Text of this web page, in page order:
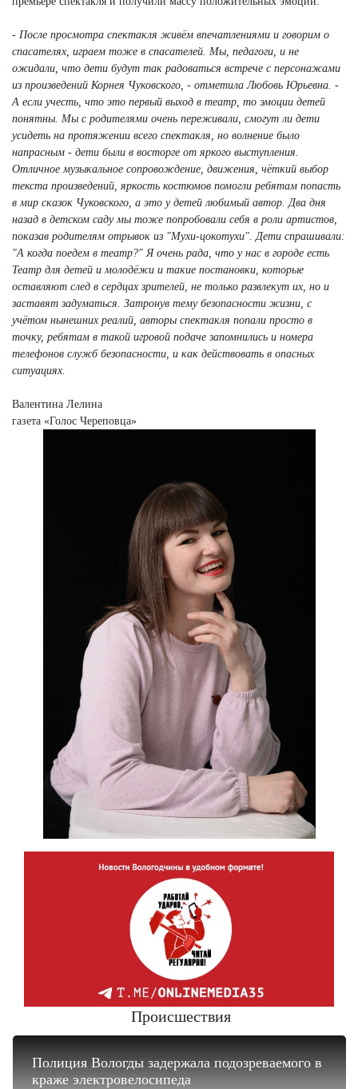
- После просмотра спектакля живём впечатлениями и говорим о
спасателях, играем тоже в спасателей. Мы, педагоги, и не
ожидали, что дети будут так радоваться встрече с персонажами
из произведений Корнея Чуковского, - отметила Любовь Юрьевна. -
А если учесть, что это первый выход в театр, то эмоции детей
понятны. Мы с родителями очень переживали, смогут ли дети
усидеть на протяжении всего спектакля, но волнение было
напрасным - дети были в восторге от яркого выступления.
Отличное музыкальное сопровождение, движения, чёткий выбор
текста произведений, яркость костюмов помогли ребятам попасть
в мир сказок Чуковского, а это у детей любимый автор. Два дня
назад в детском саду мы тоже попробовали себя в роли артистов,
показав родителям отрывок из "Мухи-цокотухи". Дети спрашивали:
"А когда поедем в театр?" Я очень рада, что у нас в городе есть
Театр для детей и молодёжи и такие постановки, которые
оставляют след в сердцах зрителей, не только развлекут их, но и
заставят задуматься. Затронув тему безопасности жизни, с
учётом нынешних реалий, авторы спектакля попали просто в
точку, ребятам в такой игровой подаче запомнились и номера
телефонов служб безопасности, и как действовать в опасных
ситуациях.
Валентина Лелина
газета «Голос Череповца»
Происшествия
Полиция Вологды задержала подозреваемого в
краже электровелосипеда